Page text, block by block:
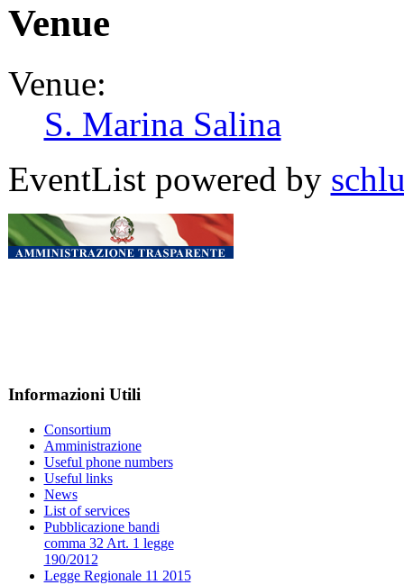
Venue
Venue:
S. Marina Salina
EventList powered by
Informazioni Utili
Consortium
Amministrazione
Useful phone numbers
Useful links
News
List of services
Pubblicazione bandi
comma 32 Art. 1 legge
190/2012
Legge Regionale 11 2015